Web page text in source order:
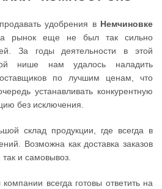
удобрения в Немчиновке
рынок еще не был так сильно
За годы деятельности в этой
нише нам удалось наладить
по лучшим ценам, что
устанавливать конкурентную
без исключения.
склад продукции, где всегда в
Возможна как доставка заказов
и самовывоз.
всегда готовы ответить на